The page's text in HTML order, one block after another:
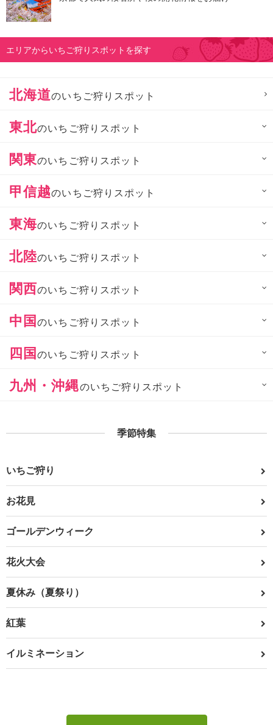
エリアからいちご狩りスポットを探す
北海道のいちご狩りスポット
東北のいちご狩りスポット
関東のいちご狩りスポット
甲信越のいちご狩りスポット
東海のいちご狩りスポット
北陸のいちご狩りスポット
関西のいちご狩りスポット
中国のいちご狩りスポット
四国のいちご狩りスポット
九州・沖縄のいちご狩りスポット
季節特集
いちご狩り
お花見
ゴールデンウィーク
花火大会
夏休み（夏祭り）
紅葉
イルミネーション